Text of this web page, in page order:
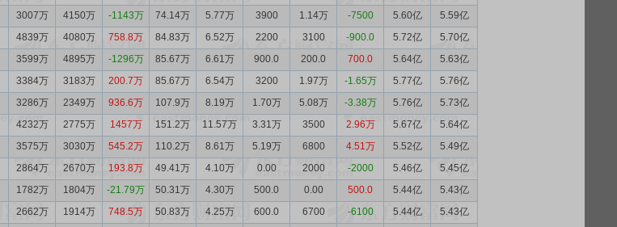
3007万 4150万 -1143万 74.14万 5.77万 3900 1.14万 -7500 5.60亿
5.59亿
4839万 4080万 758.8万 84.83万 6.52万 2200 3100 -900.0 5.72亿
5.70亿
3599万 4895万 -1296万 85.67万 6.61万 900.0 200.0 700.0 5.64亿
5.63亿
3384万 3183万 200.7万 85.67万 6.54万 3200 1.97万 -1.65万 5.77亿
5.76亿
3286万 2349万 936.6万 107.9万 8.19万 1.70万 5.08万 -3.38万 5.76亿
5.73亿
4232万 2775万 1457万 151.2万 11.57万 3.31万 3500 2.96万 5.67亿
5.64亿
3575万 3030万 545.2万 110.2万 8.61万 5.19万 6800 4.51万 5.52亿
5.49亿
2864万 2670万 193.8万 49.41万 4.10万 0.00 2000 -2000 5.46亿
5.45亿
1782万 1804万 -21.79万 50.31万 4.30万 500.0 0.00 500.0 5.44亿
5.43亿
2662万 1914万 748.5万 50.83万 4.25万 600.0 6700 -6100 5.44亿
5.43亿